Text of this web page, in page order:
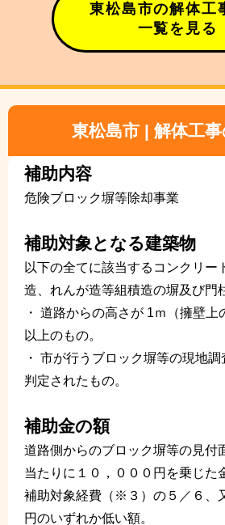
東松島市の解体工
一覧を見る
東松島市 | 解体工
補助内容
危険ブロック塀等除却事業
補助対象となる建築物
以下の全てに該当するコンクリー
造、れんが造等組積造の塀及び門
・ 道路からの高さが 1ｍ（擁壁上
以上のもの。
・ 市が行うブロック塀等の現地
判定されたもの。
補助金の額
道路側からのブロック塀等の見
当たりに１０，０００円を乗じた
補助対象経費（※３）の５／６、
円のいずれか低い額。